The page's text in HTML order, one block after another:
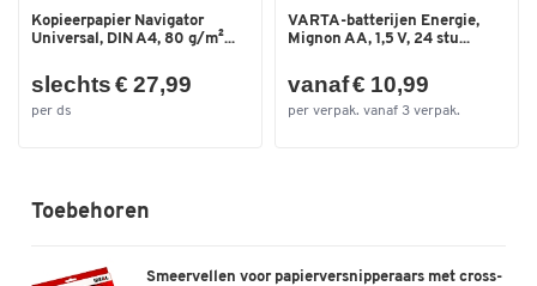
Afmetingen: B 344,5 x D 515,9 x H 539,8 mm
Gewicht: 14,42 kg
Spanning (V) 220-240
Veiligheidsniveau P-4
Kleuren
Kopieerpapier Navigator
Universal, DIN A4, 80 g/m²...
slechts € 27,99
per ds
VARTA-batterijen Energie,
Mignon AA, 1,5 V, 24 stu...
vanaf € 10,99
per verpak. vanaf 3 verpak.
Toebehoren
Smeervellen voor papierversnipperaars met cross-